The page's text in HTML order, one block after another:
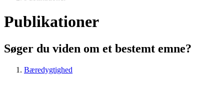
Publikationer
Søger du viden om et bestemt emne?
Bæredygtighed